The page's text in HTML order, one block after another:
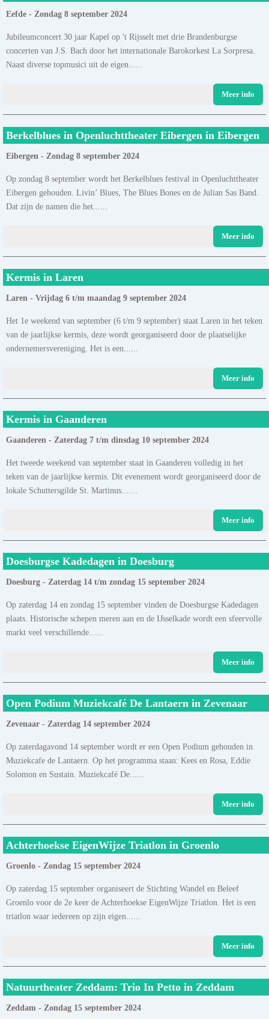
Eefde - Zondag 8 september 2024
Jubileumconcert 30 jaar Kapel op 't Rijsselt met drie Brandenburgse
concerten van J.S. Bach door het internationale Barokorkest La Sorpresa.
Naast diverse topmusici uit de eigen......
Meer info
Berkelblues in Openluchttheater Eibergen in Eibergen
Eibergen - Zondag 8 september 2024
Op zondag 8 september wordt het Berkelblues festival in Openluchttheater
Eibergen gehouden. Livin’ Blues, The Blues Bones en de Julian Sas Band.
Dat zijn de namen die het......
Meer info
Kermis in Laren
Laren - Vrijdag 6 t/m maandag 9 september 2024
Het 1e weekend van september (6 t/m 9 september) staat Laren in het teken
van de jaarlijkse kermis, deze wordt georganiseerd door de plaatselijke
ondernemersvereniging. Het is een......
Meer info
Kermis in Gaanderen
Gaanderen - Zaterdag 7 t/m dinsdag 10 september 2024
Het tweede weekend van september staat in Gaanderen volledig in het
teken van de jaarlijkse kermis. Dit evenement wordt georganiseerd door de
lokale Schuttersgilde St. Martinus.......
Meer info
Doesburgse Kadedagen in Doesburg
Doesburg - Zaterdag 14 t/m zondag 15 september 2024
Op zaterdag 14 en zondag 15 september vinden de Doesburgse Kadedagen
plaats. Historische schepen meren aan en de IJsselkade wordt een sfeervolle
markt veel verschillende......
Meer info
Open Podium Muziekcafé De Lantaern in Zevenaar
Zevenaar - Zaterdag 14 september 2024
Op zaterdagavond 14 september wordt er een Open Podium gehouden in
Muziekcafe de Lantaern. Op het programma staan: Kees en Rosa, Eddie
Solomon en Sustain. Muziekcafé De......
Meer info
Achterhoekse EigenWijze Triatlon in Groenlo
Groenlo - Zondag 15 september 2024
Op zaterdag 15 september organiseert de Stichting Wandel en Beleef
Groenlo voor de 2e keer de Achterhoekse EigenWijze Triatlon. Het is een
triatlon waar iedereen op zijn eigen......
Meer info
Natuurtheater Zeddam: Trio In Petto in Zeddam
Zeddam - Zondag 15 september 2024